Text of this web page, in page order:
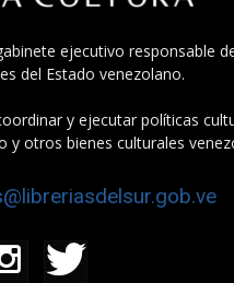
ejecutivo responsable
del Estado venezolano.
y ejecutar políticas
otros bienes culturales